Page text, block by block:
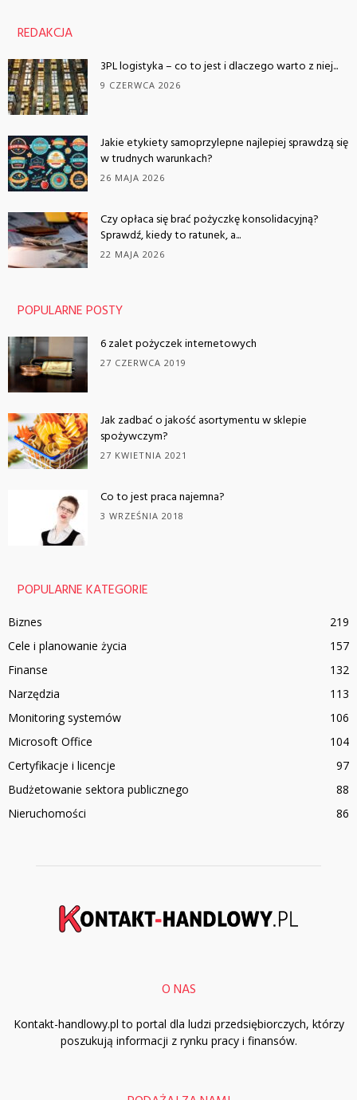
REDAKCJA
3PL logistyka – co to jest i dlaczego warto z niej...
9 CZERWCA 2026
Jakie etykiety samoprzylepne najlepiej sprawdzą się
w trudnych warunkach?
26 MAJA 2026
Czy opłaca się brać pożyczkę konsolidacyjną?
Sprawdź, kiedy to ratunek, a...
22 MAJA 2026
POPULARNE POSTY
6 zalet pożyczek internetowych
27 CZERWCA 2019
Jak zadbać o jakość asortymentu w sklepie
spożywczym?
27 KWIETNIA 2021
Co to jest praca najemna?
3 WRZEŚNIA 2018
POPULARNE KATEGORIE
Biznes
219
Cele i planowanie życia
157
Finanse
132
Narzędzia
113
Monitoring systemów
106
Microsoft Office
104
Certyfikacje i licencje
97
Budżetowanie sektora publicznego
88
Nieruchomości
86
O NAS
Kontakt-handlowy.pl to portal dla ludzi przedsiębiorczych, którzy
poszukują informacji z rynku pracy i finansów.